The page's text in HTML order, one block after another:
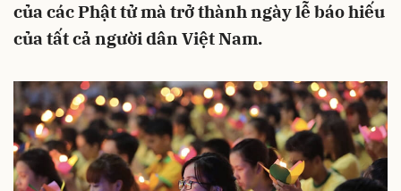
của các Phật tử mà trở thành ngày lễ báo hiếu
của tất cả người dân Việt Nam.